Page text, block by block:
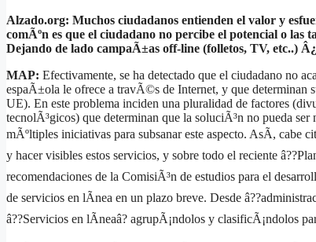
Alzado.org: Muchos ciudadanos entienden el valor y
comÃºn es que el ciudadano no percibe el potencial o las
Dejando de lado campaÃ±as off-line (folletos, TV, etc..)
MAP: Efectivamente, se ha detectado que el ciudadano no
espaÃ±ola le ofrece a travÃ©s de Internet, y que determinan
UE). En este problema inciden una pluralidad de factores
tecnolÃ³gicos) que determinan que la soluciÃ³n no pueda
mÃºltiples iniciativas para subsanar este aspecto. AsÃ­, cabe
y hacer visibles estos servicios, y sobre todo el reciente
recomendaciones de la ComisiÃ³n de estudios para el
de servicios en lÃ­nea en un plazo breve. Desde
â??Servicios en lÃ­neaâ? agrupÃ¡ndolos y clasificÃ¡ndolos